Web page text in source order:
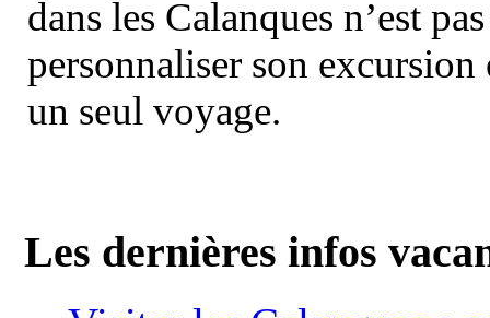
dans les Calanques n’est
personnaliser son
un seul voyage.
Les dernières infos